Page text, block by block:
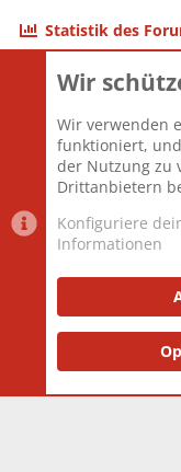
Statistik des
Themen
Mitglieder
Neuestes Mitglied
Community platform by
and add-ons by
Wir
Wir verwenden
funktioniert,
der Nutzung zu
Drittanbietern
Konfiguriere
Informationen